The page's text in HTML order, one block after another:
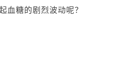
血糖的剧烈波动呢？